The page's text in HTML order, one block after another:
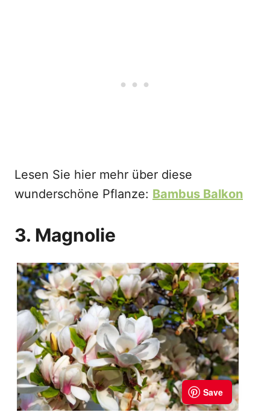
Lesen Sie hier mehr über diese
wunderschöne Pflanze: Bambus Balkon
3. Magnolie